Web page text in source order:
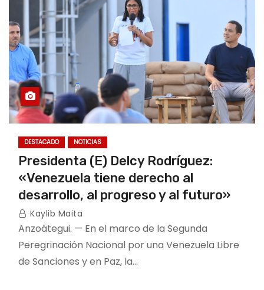
DESTACADO NOTICIAS
Presidenta (E) Delcy Rodríguez:
«Venezuela tiene derecho al
desarrollo, al progreso y al futuro»
Kaylib Maita
Anzoátegui. — En el marco de la Segunda
Peregrinación Nacional por una Venezuela Libre
de Sanciones y en Paz, la…